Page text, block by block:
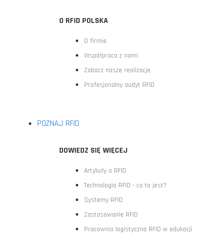
O RFID POLSKA
O firmie
Współpraca z nami
Zobacz nasze realizacje
Profesjonalny audyt RFID
POZNAJ RFID
DOWIEDZ SIĘ WIĘCEJ
Artykuły o RFID
Technologia RFID - co to jest?
Systemy RFID
Zastosowanie RFID
Pracownia logistyczna RFID w edukacji